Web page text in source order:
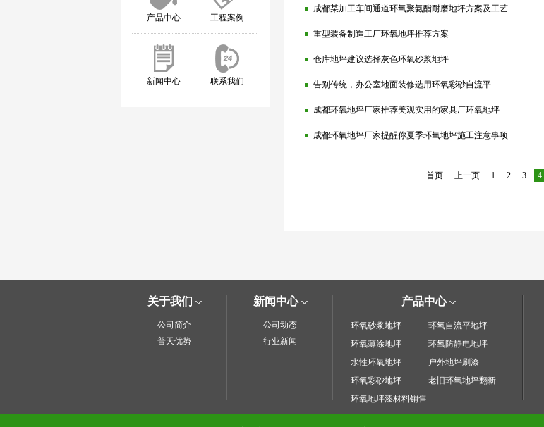
产品中心 工程案例
新闻中心 联系我们
成都某加工车间通道环氧聚氨酯耐磨地坪方案及工艺
重型装备制造工厂环氧地坪推荐方案
仓库地坪建议选择灰色环氧砂浆地坪
告别传统，办公室地面装修选用环氧彩砂自流平
成都环氧地坪厂家推荐美观实用的家具厂环氧地坪
成都环氧地坪厂家提醒你夏季环氧地坪施工注意事项
首页 上一页 1 2 3 4
关于我们
公司简介
普天优势
新闻中心
公司动态
行业新闻
产品中心
环氧砂浆地坪
环氧自流平地坪
环氧薄涂地坪
环氧防静电地坪
水性环氧地坪
户外地坪刷漆
环氧彩砂地坪
老旧环氧地坪翻新
环氧地坪漆材料销售